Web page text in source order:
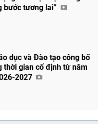
bước tương lai”
dục và Đào tạo công bố
thời gian cố định từ năm
2027